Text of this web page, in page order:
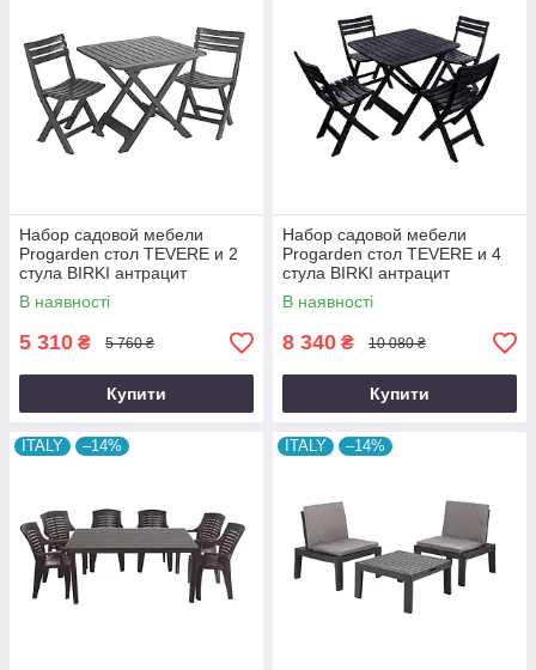
Набор садовой мебели
Progarden стол TEVERE и 2
стула BIRKI антрацит
производство Италия цвет
антрацит
В наявності
5 310 ₴ 5 760 ₴
Купити
Набор садовой мебели
Progarden стол TEVERE и 4
стула BIRKI антрацит
производство Италия цвет
антрацит
В наявності
8 340 ₴ 10 080 ₴
Купити
ITALY –14% ITALY –14%